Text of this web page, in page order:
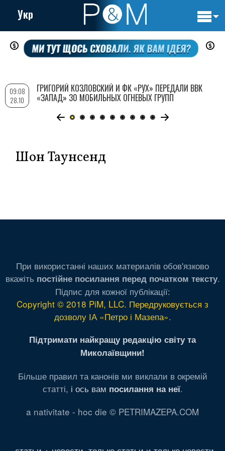
Перейти
содержанию
Укр
Шон Таунсенд
09:08
28.10
ГРИГОРИЙ КОЗЛОВСКИЙ И ФК «РУХ» ПЕРЕДАЛИ ВВК
«ЗАПАД» 30 МОБИЛЬНЫХ ОГНЕВЫХ ГРУПП
При використанні наших материалів обов'язково
вкажіть постійне посилання перед початком тексту.
Підпис для кожної публікації:
Copyright © 2018 PiM, LLC. Передруковується з
дозволу ІА «Петро і Мазепа».
Підтримати найкращу редакцію світу та
Миколаївщини!
Більше правил та канонів ми виклали в окремій
статті, і ось вам посилання на неї.
a nativitate - hoc die © PETRIMAZEPA.COM